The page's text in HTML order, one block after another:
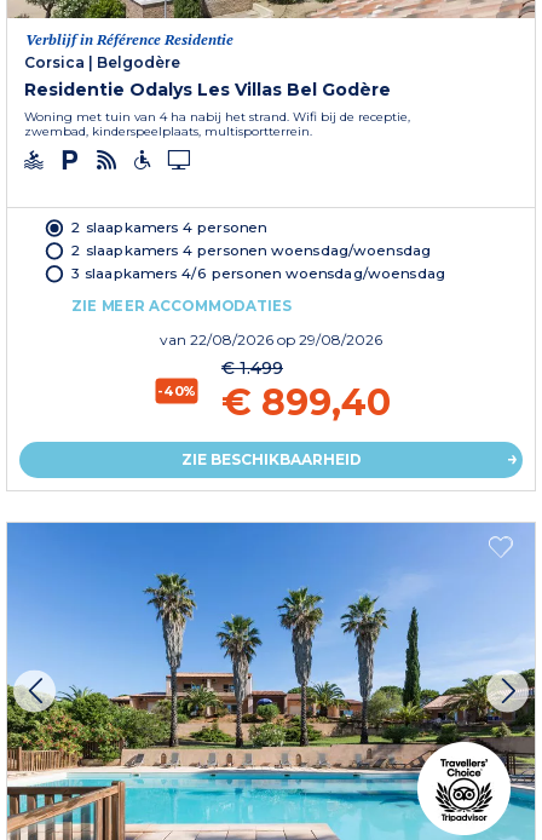
Verblijf in Référence Residentie
Corsica | Belgodère
Residentie Odalys Les Villas Bel Godère
Woning met tuin van 4 ha nabij het strand. Wifi bij de receptie,
zwembad, kinderspeelplaats, multisportterrein.
2 slaapkamers 4 personen
2 slaapkamers 4 personen woensdag/woensdag
3 slaapkamers 4/6 personen woensdag/woensdag
ZIE MEER ACCOMMODATIES
van 22/08/2026 op 29/08/2026
-40%
€ 1.499
€ 899,40
ZIE BESCHIKBAARHEID